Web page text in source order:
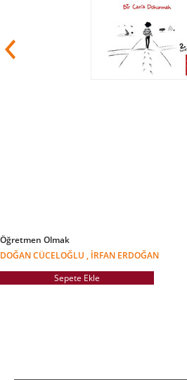
Öğretmen Olmak
DOĞAN CÜCELOĞLU , İRFAN ERDOĞAN
Sepete Ekle